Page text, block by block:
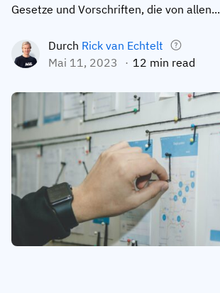
Compliance
Schulungsanforderungen
Mitarbeiterbereitschaft
Audit-Trails
Einblicke
Kompetenzlücken-Analysen
Auditor
JDE Coffee
Syngenta
Chemische Industrie
Lenzing
Ashland
Verpackung
Unternehmen
Über uns
Kontaktieren Sie uns
Gesetze und Vorschriften, die von allen...
Durch Rick van Echtelt
Mai 11, 2023
12 min read